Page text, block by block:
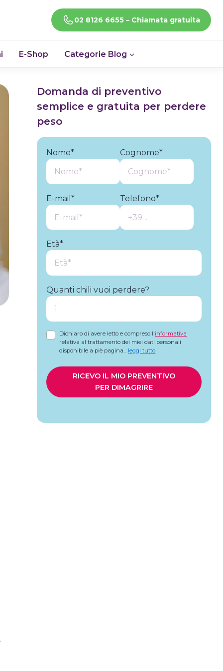
CHIAMACI!
02 8126 6655 – Chiamata gratuita
E-Shop Categorie Blog
Domanda di preventivo
semplice e gratuita per perdere
peso
Nome* Cognome*
E-mail* Telefono*
Età*
Quanti chili vuoi perdere?
Dichiaro di avere letto e compreso l'informativa
relativa al trattamento dei miei dati personali
disponibile a piè pagina
leggi tutto
RICEVO IL MIO PREVENTIVO
PER DIMAGRIRE